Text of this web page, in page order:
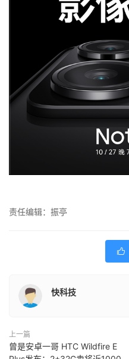
责任编辑：振亭

快科技
上一篇
曾是安卓一哥 HTC Wildfire E